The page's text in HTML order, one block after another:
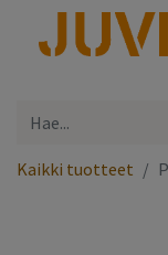
Kaikki tuotteet